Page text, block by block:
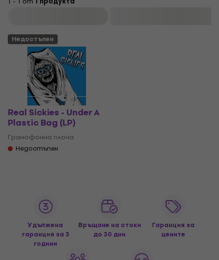
Недостъпен
Real Sickies - Under A
Plastic Bag (LP)
Грамофонна плоча
Недостъпен
Удължена
гаранция за 3
години
Връщане на стоки
до 30 дни
Гаранция за
цените